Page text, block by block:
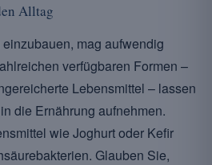
Alltag
mag aufwendig
verfügbaren Formen –
Lebensmittel – lassen
die Ernährung aufnehmen.
wie Joghurt oder Kefir
Glauben Sie,